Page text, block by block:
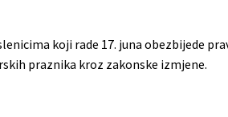
koji rade 17. juna obezbijede
praznika kroz zakonske izmjene.